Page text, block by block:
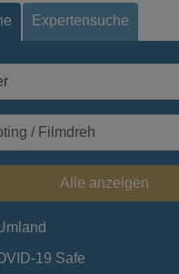
Expertensuche
/ Filmdreh
Alle anzeigen
19 Safe